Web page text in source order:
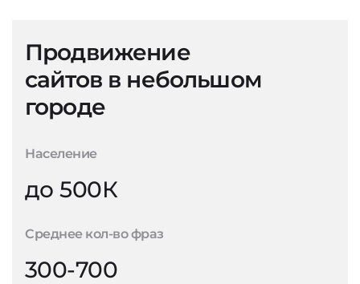
Продвижение
сайтов в небольшом
городе
Население
до 500К
Среднее кол-во фраз
300-700